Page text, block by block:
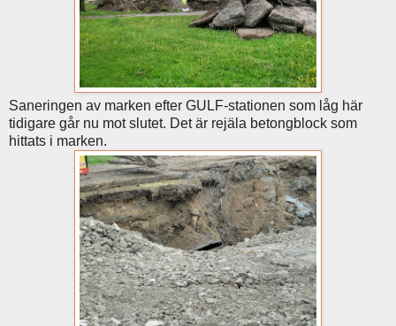
Saneringen av marken efter GULF-stationen som låg här
tidigare går nu mot slutet. Det är rejäla betongblock som
hittats i marken.